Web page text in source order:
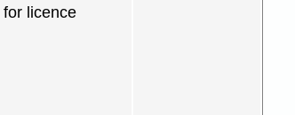
for licence